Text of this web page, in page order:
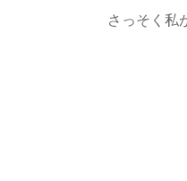
さっそく私